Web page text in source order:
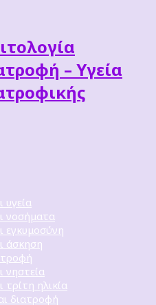
– Υγεία
υγεία
νοσήματα
εγκυμοσύνη
άσκηση
νηστεία
ηλικία
διατροφή